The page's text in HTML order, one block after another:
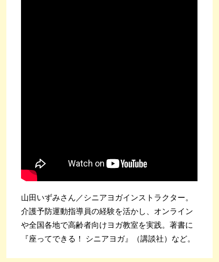
山田いずみさん／シニアヨガインストラクター。
介護予防運動指導員の経験を活かし、オンライン
や全国各地で高齢者向けヨガ教室を実践。著書に
『座ってできる！ シニアヨガ』（講談社）など。